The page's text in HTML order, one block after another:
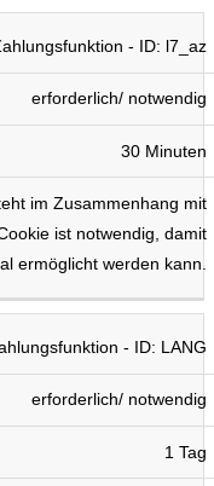
- ID: l7_az
erforderlich/ notwendig
30 Minuten
im Zusammenhang mit
ist notwendig, damit
ermöglicht werden kann.
- ID: LANG
erforderlich/ notwendig
1 Tag